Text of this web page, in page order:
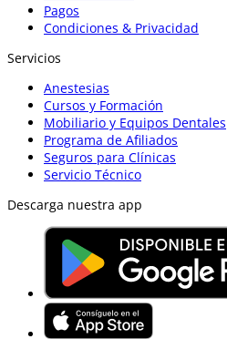
Pagos
Condiciones & Privacidad
Servicios
Anestesias
Cursos y Formación
Mobiliario y Equipos Dentales
Programa de Afiliados
Seguros para Clínicas
Servicio Técnico
Descarga nuestra app